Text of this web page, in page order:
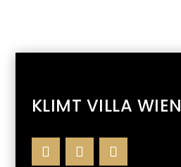
KLIMT VILLA WIEN